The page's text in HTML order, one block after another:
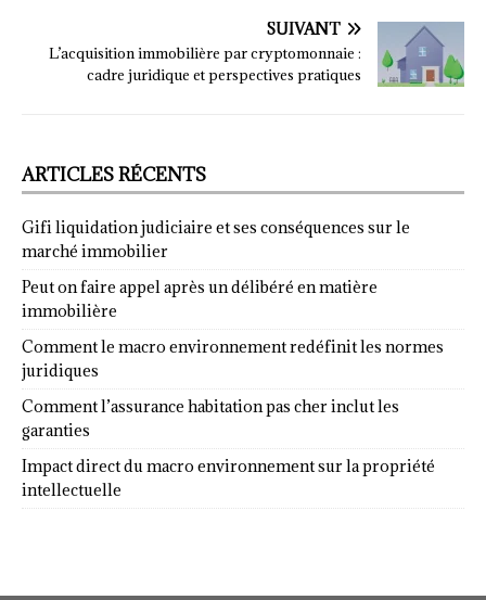
SUIVANT
L’acquisition immobilière par cryptomonnaie :
cadre juridique et perspectives pratiques
ARTICLES RÉCENTS
Gifi liquidation judiciaire et ses conséquences sur le
marché immobilier
Peut on faire appel après un délibéré en matière
immobilière
Comment le macro environnement redéfinit les normes
juridiques
Comment l’assurance habitation pas cher inclut les
garanties
Impact direct du macro environnement sur la propriété
intellectuelle